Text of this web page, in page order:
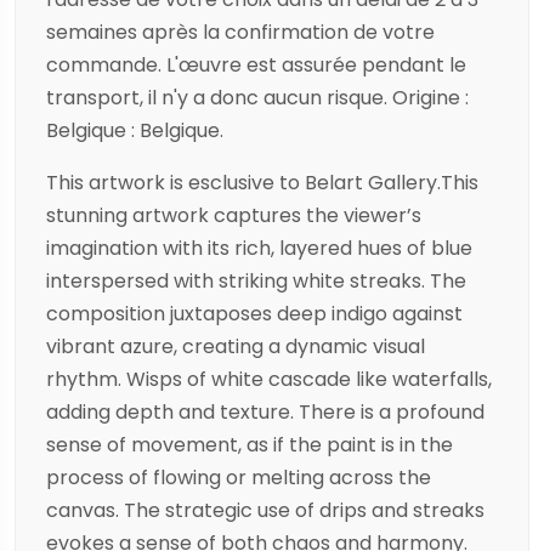
semaines après la confirmation de votre
commande. L'œuvre est assurée pendant le
transport, il n'y a donc aucun risque. Origine :
Belgique : Belgique.
This artwork is esclusive to Belart Gallery.This
stunning artwork captures the viewer’s
imagination with its rich, layered hues of blue
interspersed with striking white streaks. The
composition juxtaposes deep indigo against
vibrant azure, creating a dynamic visual
rhythm. Wisps of white cascade like waterfalls,
adding depth and texture. There is a profound
sense of movement, as if the paint is in the
process of flowing or melting across the
canvas. The strategic use of drips and streaks
evokes a sense of both chaos and harmony.